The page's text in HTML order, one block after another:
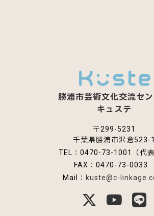
勝浦市芸術文化交流セ
キュステ
〒299-5231
千葉県勝浦市沢倉523-1
TEL：0470-73-1001（代表
FAX：0470-73-0033
Mail： kuste@c-